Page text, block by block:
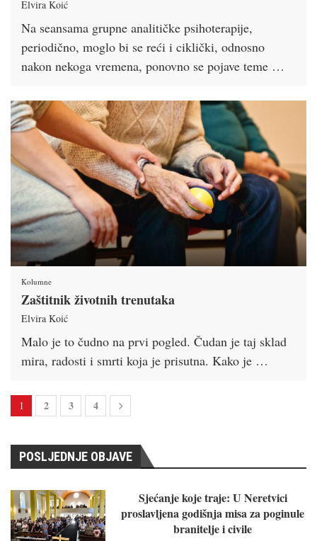
Elvira Koić
Na seansama grupne analitičke psihoterapije,
periodično, moglo bi se reći i ciklički, odnosno
nakon nekoga vremena, ponovno se pojave teme …
Kolumne
Zaštitnik životnih trenutaka
Elvira Koić
Malo je to čudno na prvi pogled. Čudan je taj sklad
mira, radosti i smrti koja je prisutna. Kako je …
1 2 3 4
POSLJEDNJE OBJAVE
Sjećanje koje traje: U Neretvici
proslavljena godišnja misa za poginule
branitelje i civile